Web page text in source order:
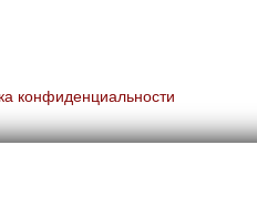
конфиденциальности